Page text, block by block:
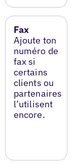
Fax
Ajoute ton
numéro de
fax si
certains
clients ou
partenaires
l’utilisent
encore.